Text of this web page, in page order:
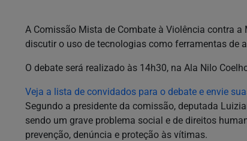
A Comissão Mista de Combate à Violência contra
discutir o uso de tecnologias como ferramentas de
O debate será realizado às 14h30, na Ala Nilo
Veja a lista de convidados para o debate e envie
Segundo a presidente da comissão, deputada
sendo um grave problema social e de direitos
prevenção, denúncia e proteção às vítimas.